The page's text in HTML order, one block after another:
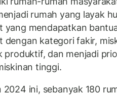
rumah yang layak
yang mendapatkan
dengan kategori fakir,
produktif, dan menjadi
tinggi.
2024 ini, sebanyak 180